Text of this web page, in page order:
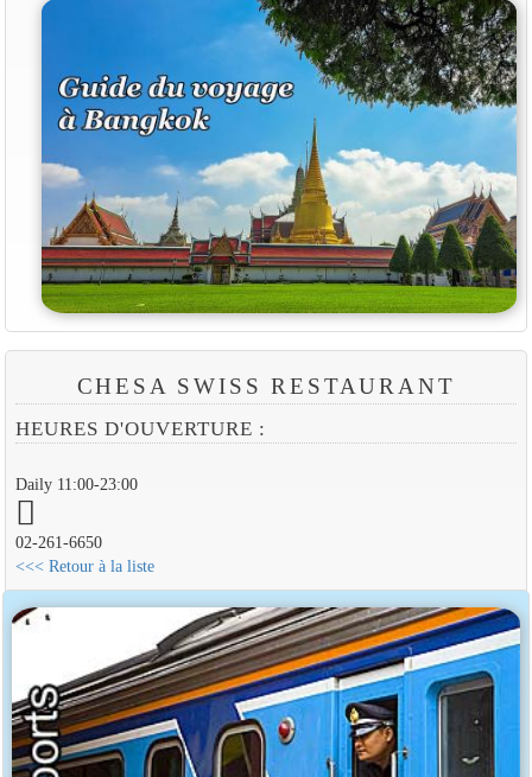
CHESA SWISS RESTAURANT
HEURES D'OUVERTURE :
Daily 11:00-23:00
02-261-6650
<<< Retour à la liste